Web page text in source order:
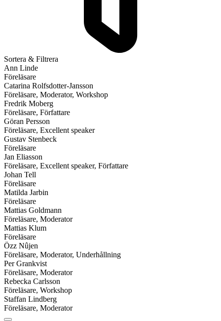
Sortera & Filtrera
Ann Linde
Föreläsare
Catarina Rolfsdotter-Jansson
Föreläsare, Moderator, Workshop
Fredrik Moberg
Föreläsare, Författare
Göran Persson
Föreläsare, Excellent speaker
Gustav Stenbeck
Föreläsare
Jan Eliasson
Föreläsare, Excellent speaker, Författare
Johan Tell
Föreläsare
Matilda Jarbin
Föreläsare
Mattias Goldmann
Föreläsare, Moderator
Mattias Klum
Föreläsare
Özz Nûjen
Föreläsare, Moderator, Underhållning
Per Grankvist
Föreläsare, Moderator
Rebecka Carlsson
Föreläsare, Workshop
Staffan Lindberg
Föreläsare, Moderator